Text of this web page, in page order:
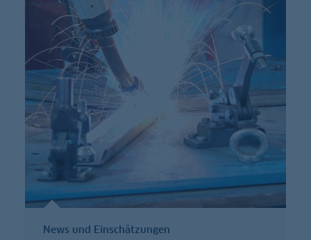
News und Einschätzungen